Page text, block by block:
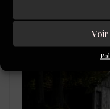
LAURÉATS
POÉSIE